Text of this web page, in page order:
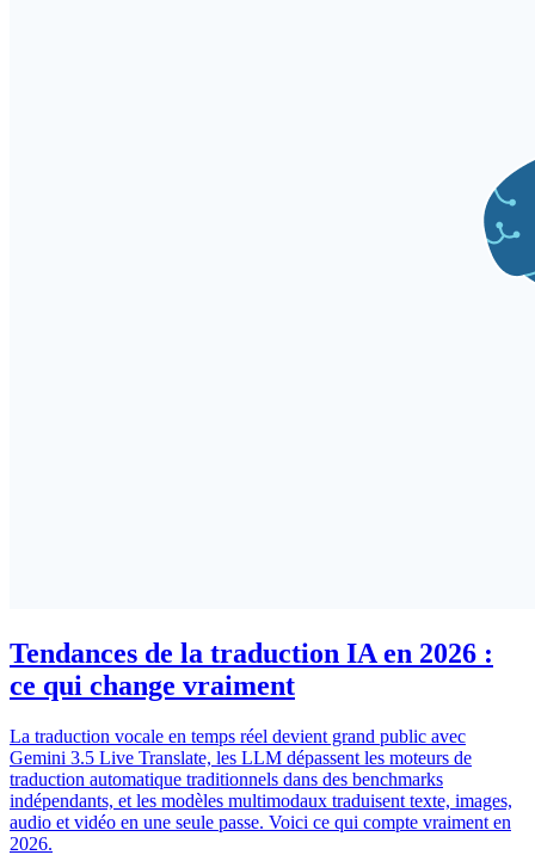
Tendances de la traduction IA en 2026 :
ce qui change vraiment
La traduction vocale en temps réel devient grand public avec
Gemini 3.5 Live Translate, les LLM dépassent les moteurs de
traduction automatique traditionnels dans des benchmarks
indépendants, et les modèles multimodaux traduisent texte, images,
audio et vidéo en une seule passe. Voici ce qui compte vraiment en
2026.